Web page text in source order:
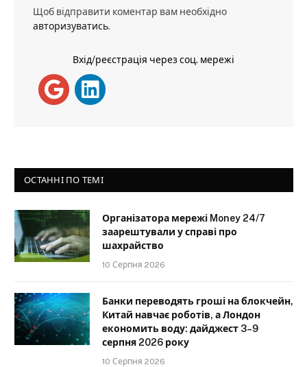
Щоб відправити коментар вам необхідно
авторизуватись.
Вхід/реєстрація через соц. мережі
ОСТАННІ ПО ТЕМІ
Організатора мережі Money 24/7
заарештували у справі про
шахрайство
10 Серпня 2026
Банки переводять гроші на блокчейн,
Китай навчає роботів, а Лондон
економить воду: дайджест 3–9
серпня 2026 року
10 Серпня 2026